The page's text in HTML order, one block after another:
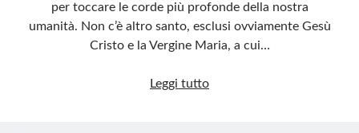
per toccare le corde più profonde della nostra
umanità. Non c’è altro santo, esclusi ovviamente Gesù
Cristo e la Vergine Maria, a cui…
Leggi tuttoSan